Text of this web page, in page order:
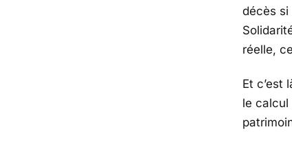
décès si
réelle,
Et c’est
le calcul